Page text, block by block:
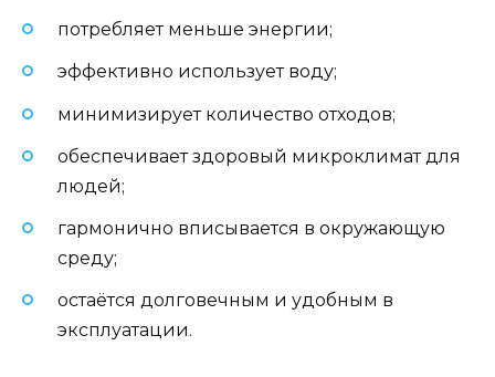
потребляет меньше энергии;
эффективно использует воду;
минимизирует количество отходов;
обеспечивает здоровый микроклимат для
людей;
гармонично вписывается в окружающую
среду;
остаётся долговечным и удобным в
эксплуатации.